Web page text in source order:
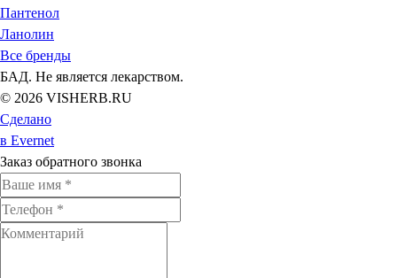
Пантенол
Ланолин
Все бренды
БАД. Не является лекарством.
© 2026 VISHERB.RU
Сделано
в Evernet
Заказ обратного звонка